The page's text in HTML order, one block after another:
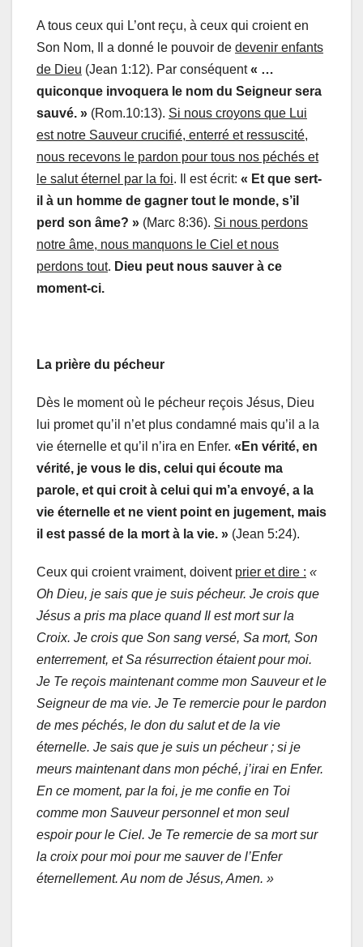
A tous ceux qui L’ont reçu, à ceux qui croient en
Son Nom, Il a donné le pouvoir de devenir enfants
de Dieu (Jean 1:12). Par conséquent« …
quiconque invoquera le nom du Seigneur sera
sauvé. » (Rom.10:13). Si nous croyons que Lui
est notre Sauveur crucifié, enterré et ressuscité,
nous recevons le pardon pour tous nos péchés et
le salut éternel par la foi. Il est écrit: « Et que sert-
il à un homme de gagner tout le monde, s’il
perd son âme? » (Marc 8:36). Si nous perdons
notre âme, nous manquons le Ciel et nous
perdons tout. Dieu peut nous sauver à ce
moment-ci.
La prière du pécheur
Dès le moment où le pécheur reçois Jésus, Dieu
lui promet qu’il n’et plus condamné mais qu’il a la
vie éternelle et qu’il n’ira en Enfer. « En vérité, en
vérité, je vous le dis, celui qui écoute ma
parole, et qui croit à celui qui m’a envoyé, a la
vie éternelle et ne vient point en jugement, mais
il est passé de la mort à la vie. » (Jean 5:24).
Ceux qui croient vraiment, doivent prier et dire : «
Oh Dieu, je sais que je suis pécheur. Je crois que
Jésus a pris ma place quand Il est mort sur la
Croix. Je crois que Son sang versé, Sa mort, Son
enterrement, et Sa résurrection étaient pour moi.
Je Te reçois maintenant comme mon Sauveur et le
Seigneur de ma vie. Je Te remercie pour le pardon
de mes péchés, le don du salut et de la vie
éternelle. Je sais que je suis un pécheur ; si je
meurs maintenant dans mon péché, j’irai en Enfer.
En ce moment, par la foi, je me confie en Toi
comme mon Sauveur personnel et mon seul
espoir pour le Ciel. Je Te remercie de sa mort sur
la croix pour moi pour me sauver de l’Enfer
éternellement. Au nom de Jésus, Amen. »